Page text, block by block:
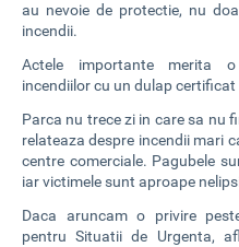
au nevoie de protectie, nu
incendii.
Actele importante merita
incendiilor cu un dulap certificat
Parca nu trece zi in care sa nu
relateaza despre incendii mari
centre comerciale. Pagubele
iar victimele sunt aproape
Daca aruncam o privire
pentru Situatii de Urgenta,